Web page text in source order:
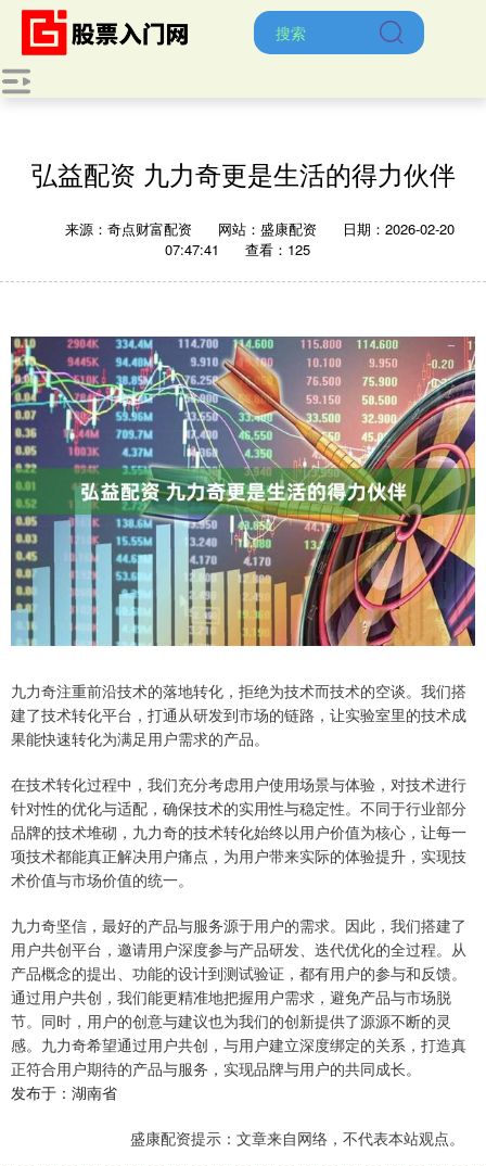
弘益配资 九力奇更是生活的得力伙伴
来源：奇点财富配资 网站：盛康配资
日期：2026-02-20
07:47:41
查看：125
九力奇注重前沿技术的落地转化，拒绝为技术而技术的空谈。我们搭
建了技术转化平台，打通从研发到市场的链路，让实验室里的技术成
果能快速转化为满足用户需求的产品。
在技术转化过程中，我们充分考虑用户使用场景与体验，对技术进行
针对性的优化与适配，确保技术的实用性与稳定性。不同于行业部分
品牌的技术堆砌，九力奇的技术转化始终以用户价值为核心，让每一
项技术都能真正解决用户痛点，为用户带来实际的体验提升，实现技
术价值与市场价值的统一。
九力奇坚信，最好的产品与服务源于用户的需求。因此，我们搭建了
用户共创平台，邀请用户深度参与产品研发、迭代优化的全过程。从
产品概念的提出、功能的设计到测试验证，都有用户的参与和反馈。
通过用户共创，我们能更精准地把握用户需求，避免产品与市场脱
节。同时，用户的创意与建议也为我们的创新提供了源源不断的灵
感。九力奇希望通过用户共创，与用户建立深度绑定的关系，打造真
正符合用户期待的产品与服务，实现品牌与用户的共同成长。
发布于：湖南省
盛康配资提示：文章来自网络，不代表本站观点。